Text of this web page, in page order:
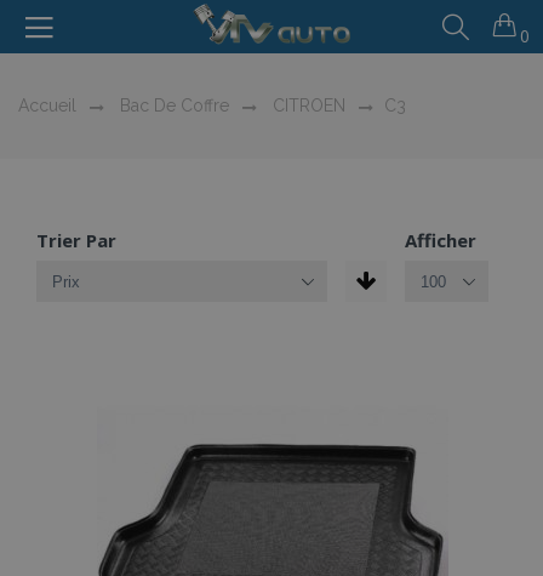
0
Accueil Bac De Coffre CITROEN C3
Trier Par Afficher